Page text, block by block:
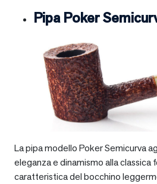
Pipa Poker
La pipa modello Poker Semicurva
eleganza e dinamismo alla classica
caratteristica del bocchino